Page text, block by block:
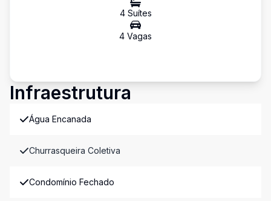
4Suítes
4 Vagas
Infraestrutura
Água Encanada
Churrasqueira Coletiva
Condomínio Fechado